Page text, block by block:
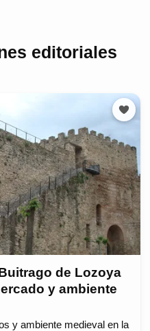
editoriales
de Lozoya
y ambiente
y ambiente medieval en la